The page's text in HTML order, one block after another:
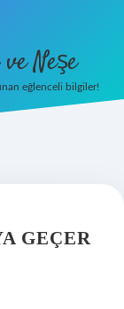
Neşe
eğlenceli bilgiler!
GEÇER